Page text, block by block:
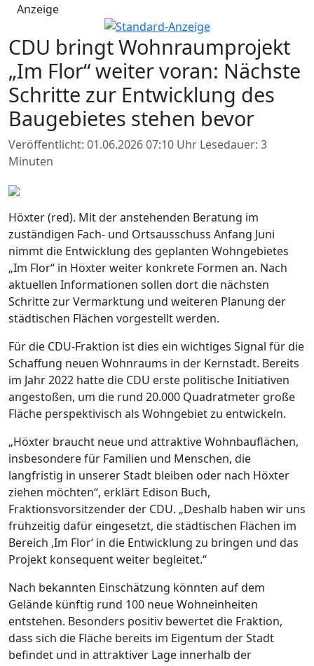
Anzeige
CDU bringt Wohnraumprojekt
„Im Flor“ weiter voran: Nächste
Schritte zur Entwicklung des
Baugebietes stehen bevor
Veröffentlicht: 01.06.2026 07:10 Uhr Lesedauer: 3
Minuten
Höxter (red). Mit der anstehenden Beratung im
zuständigen Fach- und Ortsausschuss Anfang Juni
nimmt die Entwicklung des geplanten Wohngebietes
„Im Flor“ in Höxter weiter konkrete Formen an. Nach
aktuellen Informationen sollen dort die nächsten
Schritte zur Vermarktung und weiteren Planung der
städtischen Flächen vorgestellt werden.
Für die CDU-Fraktion ist dies ein wichtiges Signal für die
Schaffung neuen Wohnraums in der Kernstadt. Bereits
im Jahr 2022 hatte die CDU erste politische Initiativen
angestoßen, um die rund 20.000 Quadratmeter große
Fläche perspektivisch als Wohngebiet zu entwickeln.
„Höxter braucht neue und attraktive Wohnbauflächen,
insbesondere für Familien und Menschen, die
langfristig in unserer Stadt bleiben oder nach Höxter
ziehen möchten“, erklärt Edison Buch,
Fraktionsvorsitzender der CDU. „Deshalb haben wir uns
frühzeitig dafür eingesetzt, die städtischen Flächen im
Bereich ‚Im Flor‘ in die Entwicklung zu bringen und das
Projekt konsequent weiter begleitet.“
Nach bekannten Einschätzung könnten auf dem
Gelände künftig rund 100 neue Wohneinheiten
entstehen. Besonders positiv bewertet die Fraktion,
dass sich die Fläche bereits im Eigentum der Stadt
befindet und in attraktiver Lage innerhalb der